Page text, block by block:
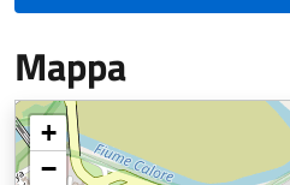
Mappa
+
−